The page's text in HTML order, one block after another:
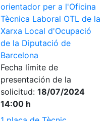
orientador per a l'Oficina
Tècnica Laboral OTL de la
Xarxa Local d'Ocupació
de la Diputació de
Barcelona
Fecha límite de
presentación de la
solicitud: 18/07/2024
14:00 h